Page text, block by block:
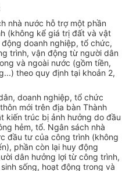
nhà nước hỗ trợ một phần
(không kể giá trị đất và vật
doanh nghiệp, tổ chức,
trình, vận động từ người dân
và ngoài nước (gồm tiền,
theo quy định tại khoản 2,
doanh nghiệp, tổ chức
mới trên địa bàn Thành
kiến trúc bị ảnh hưởng do đầu
hẻm, tổ. Ngân sách nhà
đầu tư của công trình (không
phần còn lại huy động
dân hưởng lợi từ công trình,
sống, hoạt động trong và